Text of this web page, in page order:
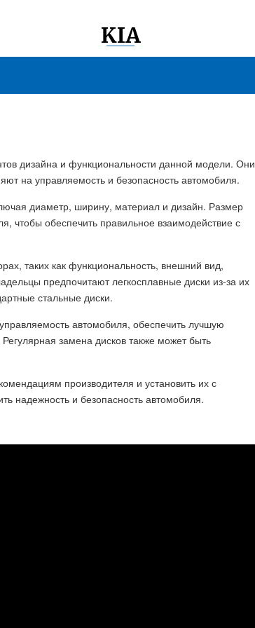
KIA
дизайна и функциональности данной модели. Они
на управляемость и безопасность автомобиля.
диаметр, ширину, материал и дизайн. Размер
чтобы обеспечить правильное взаимодействие с
таких как функциональность, внешний вид,
предпочитают легкосплавные диски из-за их
стальные диски.
автомобиля, обеспечить лучшую
замена дисков также может быть
производителя и установить их с
надежность и безопасность автомобиля.